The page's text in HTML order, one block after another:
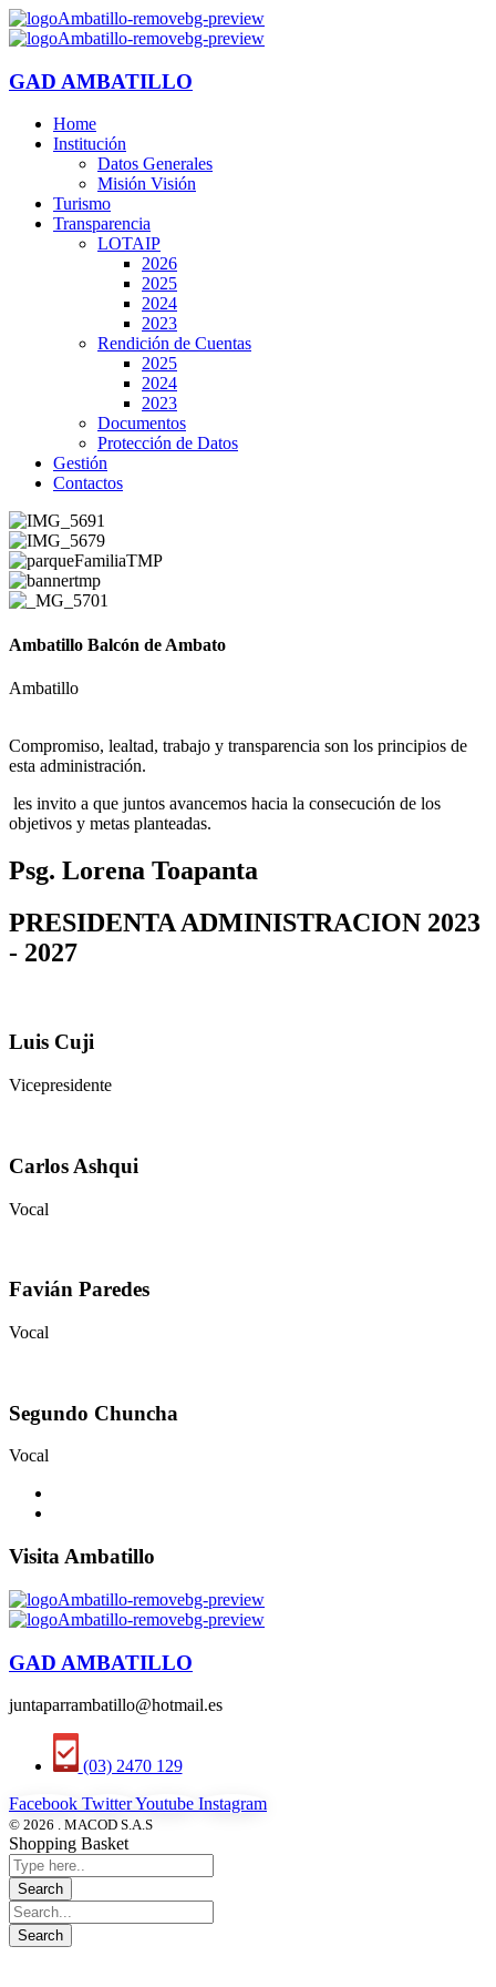
GAD AMBATILLO
Home
Institución
Datos Generales
Misión Visión
Turismo
Transparencia
LOTAIP
2026
2025
2024
2023
Rendición de Cuentas
2025
2024
2023
Documentos
Protección de Datos
Gestión
Contactos
Ambatillo Balcón de Ambato
Ambatillo
Compromiso, lealtad, trabajo y transparencia son los principios de
esta administración.
les invito a que juntos avancemos hacia la consecución de los
objetivos y metas planteadas.
Psg. Lorena Toapanta
PRESIDENTA ADMINISTRACION 2023
- 2027
Luis Cuji
Vicepresidente
Carlos Ashqui
Vocal
Favián Paredes
Vocal
Segundo Chuncha
Vocal
Visita Ambatillo
GAD AMBATILLO
juntaparrambatillo@hotmail.es
(03) 2470 129
Facebook TwitterYoutube Instagram
© 2026 . MACOD S.A.S
Shopping Basket